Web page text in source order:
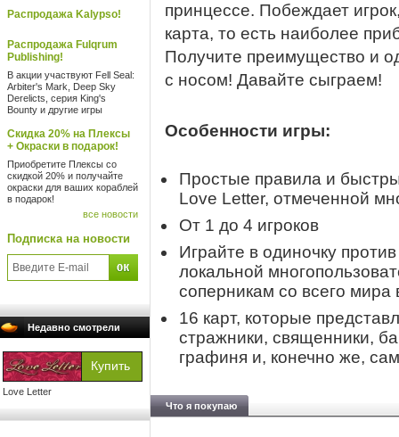
Распродажа Kalypso!
Распродажа Fulqrum
Publishing!
В акции участвуют Fell Seal:
Arbiter's Mark, Deep Sky
Derelicts, серия King's
Bounty и другие игры
Скидка 20% на Плексы
+ Окраски в подарок!
Приобретите Плексы со
скидкой 20% и получайте
окраски для ваших кораблей
в подарок!
все новости
Подписка на новости
Недавно смотрели
Love Letter
принцессе. Побеждает
карта, то есть наиболее
Получите преимущество и
с носом! Давайте сыграем!
Особенности игры:
Простые правила и
Love Letter, отмеченной
От 1 до 4 игроков
Играйте в одиночку
локальной
соперникам со всего
16 карт, которые
стражники, священники,
графиня и, конечно же,
Что я покупаю